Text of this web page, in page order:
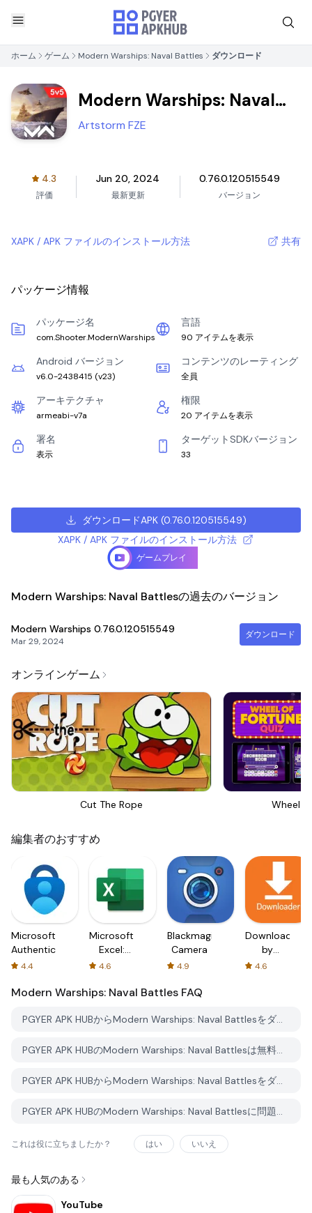
ホーム ゲーム Modern Warships: Naval Battles ダウンロード
Modern Warships: Naval
Battles
Artstorm FZE
4.3
評価
Jun 20, 2024
最新更新
0.76.0.120515549
バージョン
XAPK / APK ファイルのインストール方法 共有
パッケージ情報
パッケージ名
com.Shooter.ModernWarships
言語
90 アイテムを表示
Android バージョン
v6.0-2438415 (v23)
コンテンツのレーティング
全員
アーキテクチャ
armeabi-v7a
権限
20 アイテムを表示
署名
表示
ターゲットSDKバージョン
33
ダウンロードAPK(0.76.0.120515549)
XAPK / APK ファイルのインストール方法
ゲームプレイ
Modern Warships: Naval Battlesの過去のバージョン
Modern Warships 0.76.0.120515549
Mar 29, 2024
ダウンロード
オンラインゲーム
Cut The Rope Wheel
編集者のおすすめ
Microsoft
Authenticator
4.4
Microsoft
Excel:
Spreadsheets
4.6
Blackmagic
Camera
4.9
Downloader
by
AFTVnews
4.6
Modern Warships: Naval Battles FAQ
PGYER APK HUBからModern Warships: Naval Battlesをダウンロードする方法は？
PGYER APK HUBのModern Warships: Naval Battlesは無料でダウンロードできますか？
PGYER APK HUBからModern Warships: Naval Battlesをダウンロードするにはアカウントが必要ですか？
PGYER APK HUBのModern Warships: Naval Battlesに問題を報告する方法は？
これは役に立ちましたか？ はい いいえ
最も人気のある
YouTube